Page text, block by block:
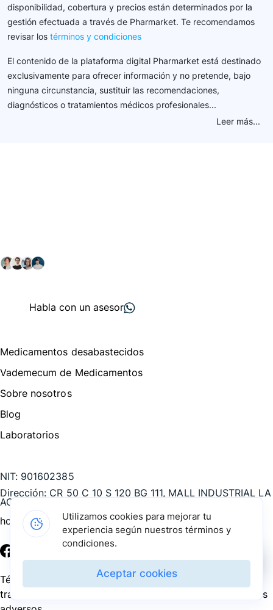
disponibilidad, cobertura y precios están determinados por la
gestión efectuada a través de Pharmarket. Te recomendamos
revisar los términos y condiciones
El contenido de la plataforma digital Pharmarket está destinado
exclusivamente para ofrecer información y no pretende, bajo
ninguna circunstancia, sustituir las recomendaciones,
diagnósticos o tratamientos médicos profesionales...
Leer más...
Habla con un asesor
Medicamentos desabastecidos
Vademecum de Medicamentos
Sobre nosotros
Blog
Laboratorios
NIT: 901602385
Dirección: CR 50 C 10 S 120 BG 111, MALL INDUSTRIAL LA
AGUACATALA, Medellín - Antioquia, COL
hola@pharmarket.co
2026
Términos y condicionesPolítica de privacidad
tratamiento de datos personales
Reporte de eventos
Utilizamos cookies para mejorar tu
experiencia según nuestros términos y
condiciones.
Aceptar cookies